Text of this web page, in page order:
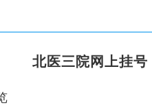
北医三院网上挂